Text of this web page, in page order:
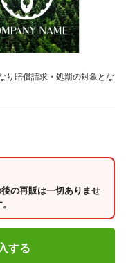
り賠償請求・処罰の対象とな
の再販は一切ありませ
する